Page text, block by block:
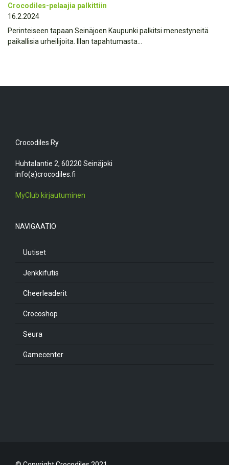
Crocodiles-pelaajia palkittiin
16.2.2024
Perinteiseen tapaan Seinäjoen Kaupunki palkitsi menestyneitä
paikallisia urheilijoita. Illan tapahtumasta…
Crocodiles Ry
Huhtalantie 2, 60220 Seinäjoki
info(a)crocodiles.fi
MyClub kirjautuminen
NAVIGAATIO
Uutiset
Jenkkifutis
Cheerleaderit
Crocoshop
Seura
Gamecenter